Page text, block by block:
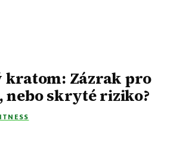
kratom: Zázrak pro
nebo skryté riziko?